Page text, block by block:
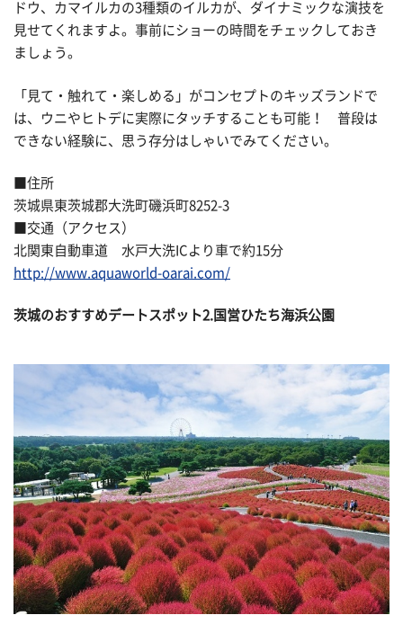
ドウ、カマイルカの3種類のイルカが、ダイナミックな演技を
見せてくれますよ。事前にショーの時間をチェックしておき
ましょう。
「見て・触れて・楽しめる」がコンセプトのキッズランドで
は、ウニやヒトデに実際にタッチすることも可能！ 普段は
できない経験に、思う存分はしゃいでみてください。
■住所
茨城県東茨城郡大洗町磯浜町8252-3
■交通（アクセス）
北関東自動車道 水戸大洗ICより車で約15分
http://www.aquaworld-oarai.com/
茨城のおすすめデートスポット2.国営ひたち海浜公園